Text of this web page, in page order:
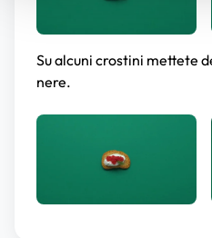
Su alcuni crostini mettete
nere.